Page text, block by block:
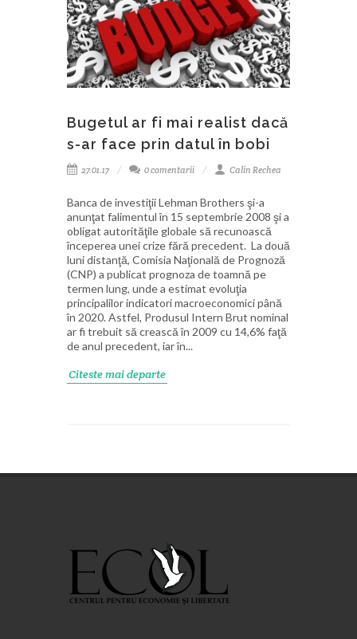
Bugetul ar fi mai realist dacă
s-ar face prin datul în bobi
27.01.17 0 comentarii Calin Rechea
Banca de investiţii Lehman Brothers şi-a
anunţat falimentul în 15 septembrie 2008 şi a
obligat autorităţile globale să recunoască
începerea unei crize fără precedent. La două
luni distanţă, Comisia Naţională de Prognoză
(CNP) a publicat prognoza de toamnă pe
termen lung, unde a estimat evoluţia
principalilor indicatori macroeconomici până
în 2020. Astfel, Produsul Intern Brut nominal
ar fi trebuit să crească în 2009 cu 14,6% faţă
de anul precedent, iar în...
Citeste mai departe